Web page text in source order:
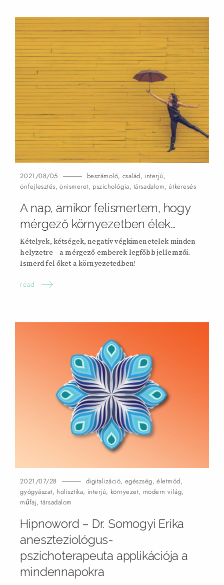
2021/08/05 beszámoló, család, interjú,
önfejlesztés,önismeret, pszichológia, társadalom, útkeresés
A nap, amikor felismertem, hogy
mérgező környezetben élek…
Kételyek, kétségek, negatív végkimenetelek minden
helyzetre – a mérgező emberek legfőbb jellemzői.
Ismerd fel őket a környezetedben!
read
2021/07/28 digitalizáció, egészség,életmód,
gyógyászat, holisztika, interjú, környezet, modern világ,
műfaj,társadalom
Hipnoword – Dr. Somogyi Erika
aneszteziológus-
pszichoterapeuta applikációja a
mindennapokra